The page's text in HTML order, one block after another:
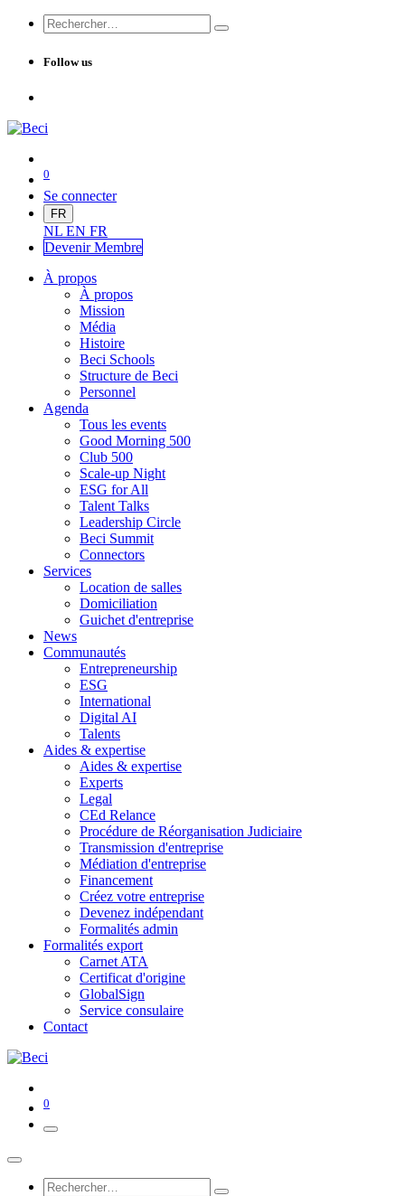
Follow us
0
Se connecter
FR
NL EN FR
Devenir Membre
À propos
À propos
Mission
Média
Histoire
Beci Schools
Structure de Beci
Personnel
Agenda
Tous les events
Good Morning 500
Club 500
Scale-up Night
ESG for All
Talent Talks
Leadership Circle
Beci Summit
Connectors
Services
Location de salles
Domiciliation
Guichet d'entreprise
News
Communautés
Entrepreneurship
ESG
International
Digital AI
Talents
Aides & expertise
Aides & expertise
Experts
Legal
CEd Relance
Procédure de Réorganisation Judiciaire
Transmission d'entreprise
Médiation d'entreprise
Financement
Créez votre entreprise
Devenez indépendant
Formalités admin
Formalités export
Carnet ATA
Certificat d'origine
GlobalSign
Service consulaire
Contact
0